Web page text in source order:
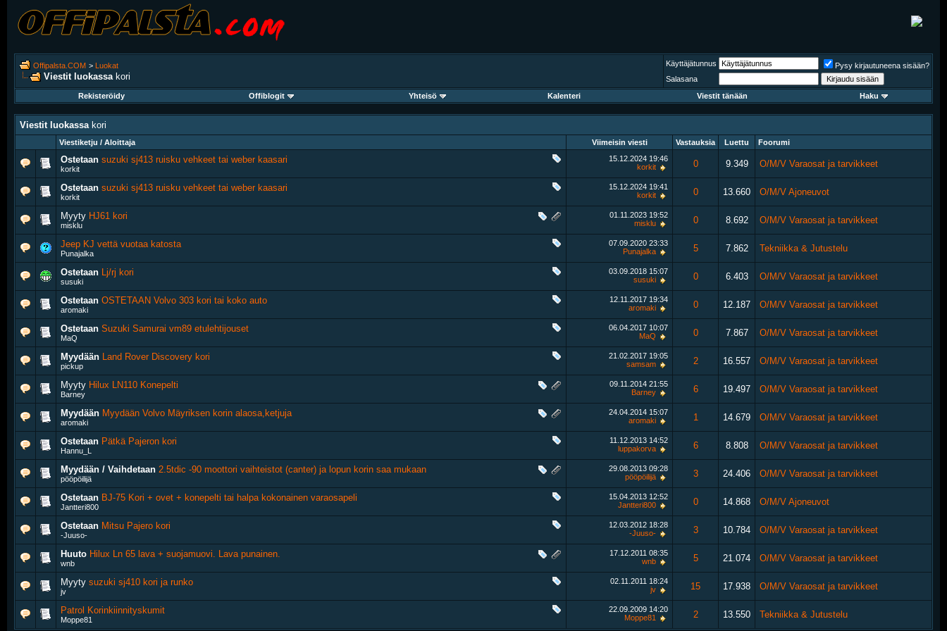
Offipalsta.COM > Luokat
Viestit luokassa kori
Käyttäjätunnus
Pysy kirjautuneena sisään?
Salasana
Rekisteröidy
Offiblogit Yhteisö Kalenteri Viestit tänään Haku
Viestit luokassa kori
Viestiketju / Aloittaja Viimeisin viesti Vastauksia Luettu Foorumi
Ostetaan suzuki sj413 ruisku vehkeet tai weber kaasari
korkit
15.12.2024 19:46
korkit
0 9.349 O/M/V Varaosat ja tarvikkeet
Ostetaan suzuki sj413 ruisku vehkeet tai weber kaasari
korkit
15.12.2024 19:41
korkit
0 13.660 O/M/V Ajoneuvot
Myyty HJ61 kori
misklu
01.11.2023 19:52
misklu
0 8.692 O/M/V Varaosat ja tarvikkeet
Jeep KJ vettä vuotaa katosta
Punajalka
07.09.2020 23:33
Punajalka
5 7.862 Tekniikka & Jutustelu
Ostetaan Lj/rj kori
susuki
03.09.2018 15:07
susuki
0 6.403 O/M/V Varaosat ja tarvikkeet
Ostetaan OSTETAAN Volvo 303 kori tai koko auto
aromaki
12.11.2017 19:34
aromaki
0 12.187 O/M/V Varaosat ja tarvikkeet
Ostetaan Suzuki Samurai vm89 etulehtijouset
MaQ
06.04.2017 10:07
MaQ
0 7.867 O/M/V Varaosat ja tarvikkeet
Myydään Land Rover Discovery kori
pickup
21.02.2017 19:05
samsam
2 16.557 O/M/V Varaosat ja tarvikkeet
Myyty Hilux LN110 Konepelti
Barney
09.11.2014 21:55
Barney
6 19.497 O/M/V Varaosat ja tarvikkeet
Myydään Myydään Volvo Mäyriksen korin alaosa,ketjuja
aromaki
24.04.2014 15:07
aromaki
1 14.679 O/M/V Varaosat ja tarvikkeet
Ostetaan Pätkä Pajeron kori
Hannu_L
11.12.2013 14:52
luppakorva
6 8.808 O/M/V Varaosat ja tarvikkeet
Myydään / Vaihdetaan 2.5tdic -90 moottori vaihteistot (canter) ja lopun korin saa mukaan
pööpöilijä
29.08.2013 09:28
pööpöilijä
3 24.406 O/M/V Varaosat ja tarvikkeet
Ostetaan BJ-75 Kori + ovet + konepelti tai halpa kokonainen varaosapeli
Jantteri800
15.04.2013 12:52
Jantteri800
0 14.868 O/M/V Ajoneuvot
Ostetaan Mitsu Pajero kori
-Juuso-
12.03.2012 18:28
-Juuso-
3 10.784 O/M/V Varaosat ja tarvikkeet
Huuto Hilux Ln 65 lava + suojamuovi. Lava punainen.
wnb
17.12.2011 08:35
wnb
5 21.074 O/M/V Varaosat ja tarvikkeet
Myyty suzuki sj410 kori ja runko
jv
02.11.2011 18:24
jv
15 17.938 O/M/V Varaosat ja tarvikkeet
Patrol Korinkiinnityskumit
Moppe81
22.09.2009 14:20
Moppe81
2 13.550 Tekniikka & Jutustelu